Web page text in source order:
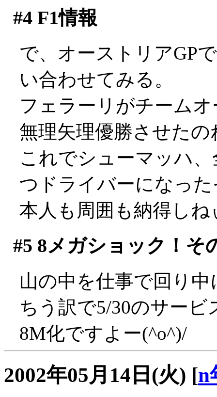
#4F1情報
で、オーストリアGP
い合わせてみる。
フェラーリがチーム
無理矢理優勝させたの
これでシューマッハ
つドライバーになっ
本人も周囲も納得し
#5 8メガショック！そ
山の中を仕事で回り
ちう訳で5/30のサー
8M化ですよー(^o^)/
2002年05月14日(火) [n